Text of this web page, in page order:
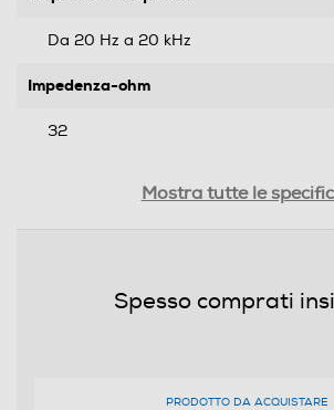
Da 20 Hz a 20 kHz
Impedenza-ohm
32
Bluetooth
Mostra tutte le
Spesso comprati
PRODOTTO DA ACQUISTARE